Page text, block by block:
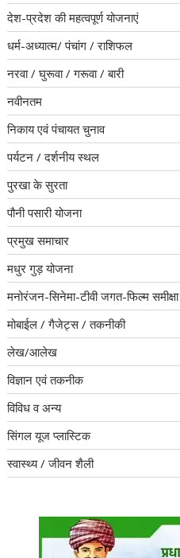
देश-प्रदेश की महत्वपूर्ण योजनाएं
धर्म-अध्यात्म/ पंचांग / राशिफल
नरवा / घुरूवा / गरूवा / बारी
नवीनतम
निकाय एवं पंचायत चुनाव
पर्यटन / दर्शनीय स्थल
पुरखा के सुरता
पौनी पसारी योजना
प्रमुख समाचार
मधुर गुड़ योजना
मनोरंजन-सिनेमा-टीवी जगत-फिल्म समीक्षा
मोबाईल / गैजेट्स / तकनीकी
लेख/आलेख
विज्ञान एवं तकनीक
विविध व अन्य
सिंगल यूज प्लास्टिक
स्वास्थ्य / जीवन शैली